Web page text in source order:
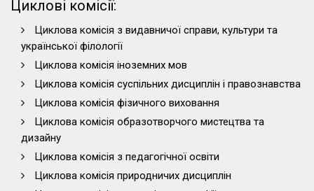
Циклові комісії:
Циклова комісія з видавничої справи, культури та
української філології
Циклова комісія іноземних мов
Циклова комісія суспільних дисциплін і правознавства
Циклова комісія фізичного виховання
Циклова комісія образотворчого мистецтва та
дизайну
Циклова комісія з педагогічної освіти
Циклова комісія природничих дисциплін